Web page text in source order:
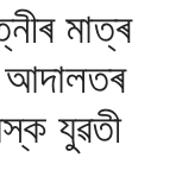
মাত্ৰ
আদালতৰ
যুৱতী